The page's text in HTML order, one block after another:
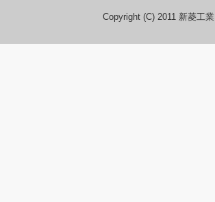
Copyright (C) 2011 新菱工